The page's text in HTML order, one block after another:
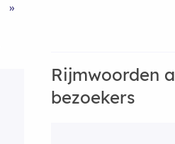
»
Rijmwoorden
bezoekers